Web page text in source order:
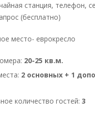
станция, телефон,
(бесплатно)
место- еврокресло
20-25 кв.м.
2 основных + 1
количество гостей: 3